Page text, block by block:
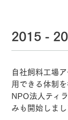
2015 -
自社飼料工場
用できる体制
NPO法人ティ
みも開始しまし